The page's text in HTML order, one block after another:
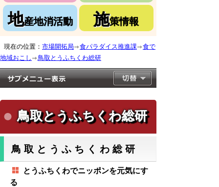
地産地消活動 施策情報
現在の位置： 市場開拓局 食パラダイス推進課
食で
地域おこし
鳥取とうふちくわ総研
鳥取とうふちくわ総研
鳥取とうふちくわ総研
とうふちくわでニッポンを元気にす
る